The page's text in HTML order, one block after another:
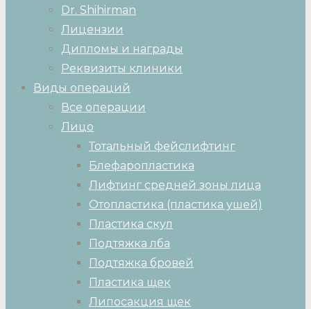
Dr. Shihirman
Лицензии
Дипломы и награды
Реквизиты клиники
Виды операций
Все операции
Лицо
Тотальный фейслифтинг
Блефаропластика
Лифтинг средней зоны лица
Отопластика (пластика ушей)
Пластика скул
Подтяжка лба
Подтяжка бровей
Пластика щек
Липосакция щек